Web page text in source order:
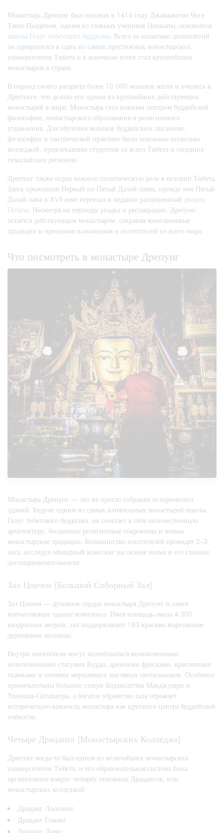
Монастырь Дрепунг был основан в 1416 году Джамьянгом Чоге
Таши Палденом, одним из главных учеников Цонкапы, основателя
школы Гелуг тибетского буддизма . Всего за несколько десятилетий
он превратился в один из самых престижных монастырских
университетов Тибета и в конечном итоге стал крупнейшим
монастырем в стране.
В период своего расцвета более 10 000 монахов жили и учились в
Дрепунге, что делало его одним из крупнейших действующих
монастырей в мире. Монастырь стал важным центром буддийской
философии, монастырского образования и религиозного
управления. Для обучения монахов буддийским писаниям,
философии и тантрической практике были основаны несколько
колледжей, привлекавшие студентов со всего Тибета и соседних
гималайских регионов.
Дрепунг также играл важную политическую роль в истории Тибета.
Здесь проживали Первый по Пятый Далай-ламы, прежде чем Пятый
Далай-лама в XVII веке переехал в недавно расширенный дворец
Потала . Несмотря на периоды упадка и реставрации, Дрепунг
остаётся действующим монастырём, сохраняя многовековые
традиции и принимая паломников и посетителей со всего мира.
Что посмотреть в монастыре Дрепунг
Монастырь Дрепунг — это не просто собрание исторических
зданий. Будучи одним из самых влиятельных монастырей школы
Гелуг тибетского буддизма, он сочетает в себе величественную
архитектуру, бесценные религиозные сокровища и живые
монастырские традиции. Большинство посетителей проводят 2–3
часа, исследуя обширный комплекс на склоне холма и его главные
достопримечательности.
Зал Цокчен (Большой Соборный Зал)
Зал Цокчен — духовное сердце монастыря Дрепунг и самое
впечатляющее здание комплекса. Имея площадь около 4 500
квадратных метров, зал поддерживают 183 красиво вырезанные
деревянные колонны.
Внутри посетители могут полюбоваться великолепными
позолоченными статуями Будды, древними фресками, красочными
тханками и сотнями мерцающих масляных светильников. Особенно
примечательны большие статуи Бодхисаттвы Манджушри и
Ушниша-Ситапатры, а богатое убранство зала отражает
историческую важность монастыря как крупного центра буддийской
учёности.
Четыре Драцанга (Монастырских Колледжа)
Дрепунг когда-то был одним из величайших монастырских
университетов Тибета, и его образовательная система была
организована вокруг четырёх основных Драцангов, или
монастырских колледжей:
Драцанг Лоселинг
Драцанг Гоманг
Драцанг Деянг